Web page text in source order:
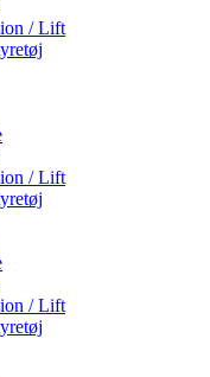
/ Lift
/ Lift
/ Lift